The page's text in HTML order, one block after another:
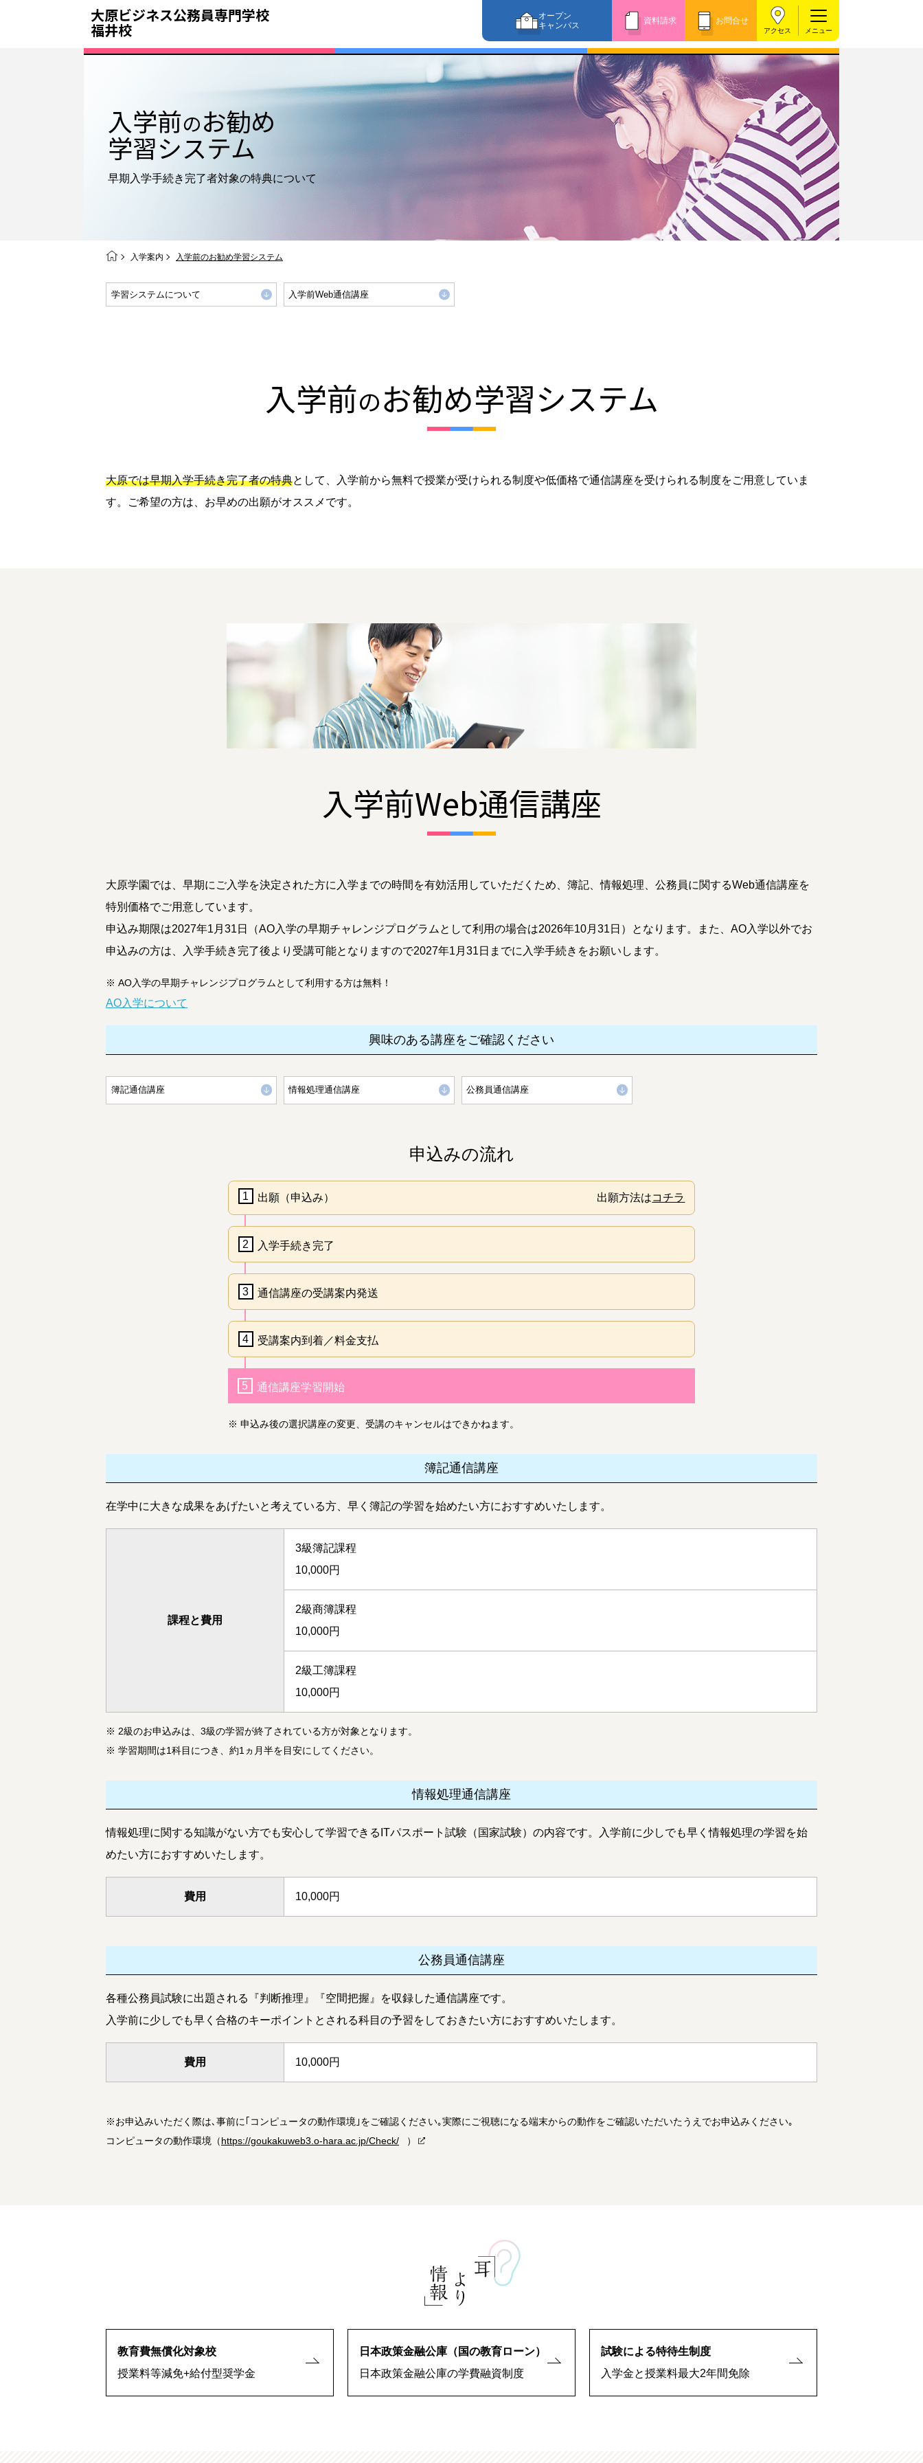
大原ビジネス公務員専門学校
福井校
オープン
キャンパス
資料請求 お問合せ
アクセス
入学前のお勧め
学習システム
早期入学手続き完了者対象の特典について
入学案内 入学前のお勧め学習システム
学習システムについて 入学前Web通信講座
入学前のお勧め学習システム
大原では早期入学手続き完了者の特典として、入学前から無料で授業が受けられる制度や低価格で通信講座を受けられる制度をご用意していま
す。ご希望の方は、お早めの出願がオススメです。
入学前Web通信講座
大原学園では、早期にご入学を決定された方に入学までの時間を有効活用していただくため、簿記、情報処理、 公務員に関するWeb通信講座を
特別価格でご用意しています。
申込み期限は2027年1月31日（AO入学の早期チャレンジプログラムとして利用の場合は2026年10月31日）となります。また、AO入学以外でお
申込みの方は、入学手続き完了後より受講可能となりますので2027年1月31日までに入学手続きをお願いします。
※ AO入学の早期チャレンジプログラムとして利用する方は無料！
AO入学について
興味のある講座をご確認ください
簿記通信講座 情報処理通信講座 公務員通信講座
申込みの流れ
1 出願（申込み） 出願方法はコチラ
2 入学手続き完了
3 通信講座の受講案内発送
4 受講案内到着／料金支払
5 通信講座学習開始
※ 申込み後の選択講座の変更、受講のキャンセルはできかねます。
簿記通信講座
在学中に大きな成果をあげたいと考えている方、早く簿記の学習を始めたい方におすすめいたします。
課程と費用
3級簿記課程
10,000円
2級商簿課程
10,000円
2級工簿課程
10,000円
※ 2級のお申込みは、3級の学習が終了されている方が対象となります。
※ 学習期間は1科目につき、約1ヵ月半を目安にしてください。
情報処理通信講座
情報処理に関する知識がない方でも安心して学習できるITパスポート試験（国家試験）の内容です。入学前に少しでも早く情報処理の学習を始
めたい方におすすめいたします。
費用 10,000円
公務員通信講座
各種公務員試験に出題される『判断推理』『空間把握』を収録した通信講座です。
入学前に少しでも早く合格のキーポイントとされる科目の予習をしておきたい方におすすめいたします。
費用 10,000円
※お申込みいただく際は､事前に｢コンピュータの動作環境｣をご確認ください｡実際にご視聴になる端末からの動作をご確認いただいたうえでお申込みください｡
コンピュータの動作環境（https://goukakuweb3.o-hara.ac.jp/Check/ ）
教育費無償化対象校
授業料等減免+給付型奨学金
日本政策金融公庫（国の教育ローン）
日本政策金融公庫の学費融資制度
試験による特待生制度
入学金と授業料最大2年間免除